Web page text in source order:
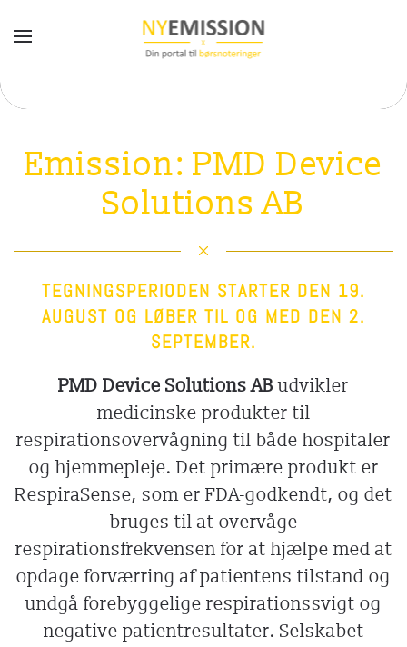
Gå til hovedindhold
Emission: PMD Device
Solutions AB
TEGNINGSPERIODEN STARTER DEN 19.
AUGUST OG LØBER TIL OG MED DEN 2.
SEPTEMBER.
PMD Device Solutions ABudvikler
medicinske produkter til
respirationsovervågning til både hospitaler
og hjemmepleje. Det primære produkt er
RespiraSense, som er FDA-godkendt, og det
bruges til at overvåge
respirationsfrekvensen for at hjælpe med at
opdage forværring af patientens tilstand og
undgå forebyggelige respirationssvigt og
negative patientresultater. Selskabet